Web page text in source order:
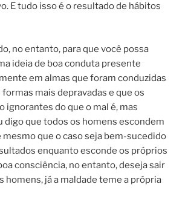
E tudo isso é o resultado de hábitos
no entanto, para que você possa
ideia de boa conduta presente
em almas que foram conduzidas
mais depravadas e que os
ignorantes do que o mal é, mas
digo que todos os homens escondem
mesmo que o caso seja bem-sucedido
enquanto esconde os próprios
consciência, no entanto, deseja sair
homens, já a maldade teme a própria